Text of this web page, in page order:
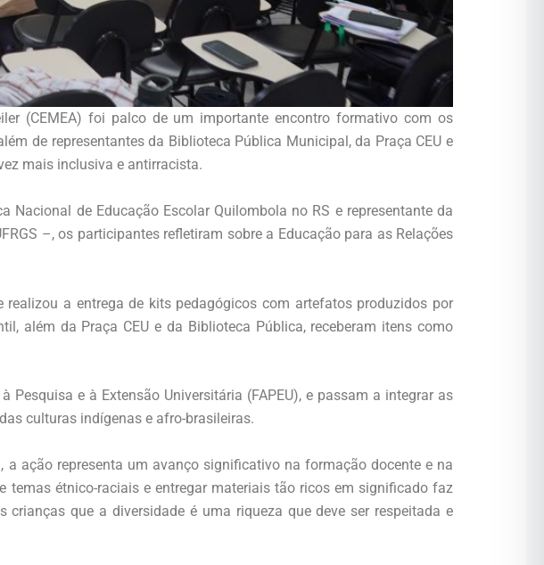
(CEMEA) foi palco de um importante encontro formativo com os
de representantes da Biblioteca Pública Municipal, da Praça CEU e
mais inclusiva e antirracista.
de Educação Escolar Quilombola no RS e representante da
–, os participantes refletiram sobre a Educação para as Relações
a entrega de kits pedagógicos com artefatos produzidos por
além da Praça CEU e da Biblioteca Pública, receberam itens como
e à Extensão Universitária (FAPEU), e passam a integrar as
culturas indígenas e afro-brasileiras.
ação representa um avanço significativo na formação docente e na
temas étnico-raciais e entregar materiais tão ricos em significado faz
que a diversidade é uma riqueza que deve ser respeitada e